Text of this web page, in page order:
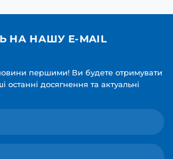
НА НАШУ E-MAIL
першими! Ви будете отримувати
досягнення та актуальні